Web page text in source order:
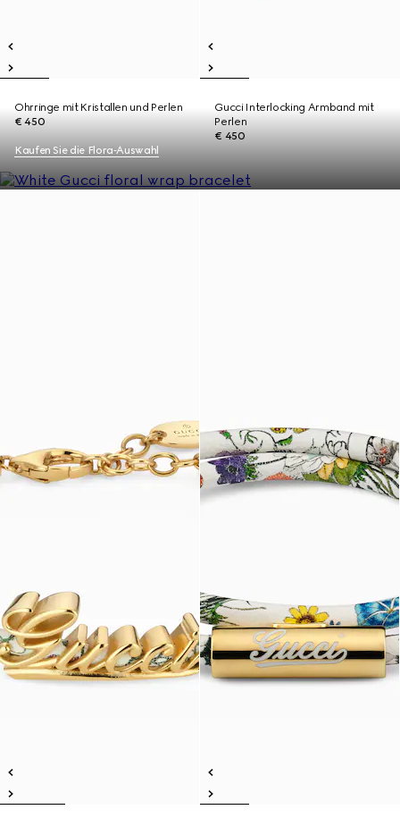
Ohrringe mit Kristallen und Perlen
€ 450
Gucci Interlocking Armband mit
Perlen
€ 450
Kaufen Sie die Flora‑Auswahl